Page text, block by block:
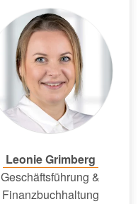
Leonie Grimberg
Geschäftsführung &
Finanzbuchhaltung